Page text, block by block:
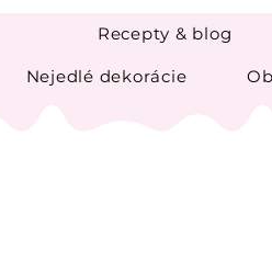
Recepty & blog
Nejedlé dekorácie